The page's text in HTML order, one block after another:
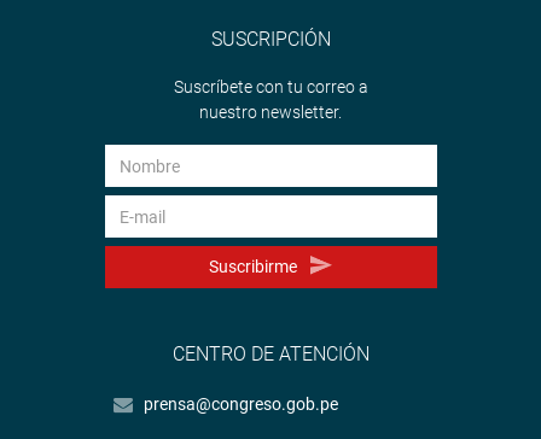
SUSCRIPCIÓN
Suscríbete con tu correo a
nuestro newsletter.
Suscribirme
CENTRO DE ATENCIÓN
prensa@congreso.gob.pe